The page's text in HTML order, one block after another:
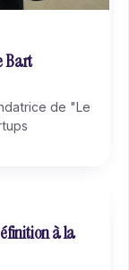
Bart
de "Le
à la